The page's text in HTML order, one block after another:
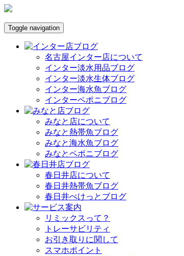
Toggle navigation
名古屋インター店について
インター淡水用品ブログ
インター淡水生体ブログ
インター海水魚ブログ
インターペポニブログ
みなと店について
みなと熱帯魚ブログ
みなと海水魚ブログ
みなとペポニブログ
春日井店について
春日井熱帯魚ブログ
春日井ぺけっとブログ
リミックスって？
トレーサビリティ
お引き取りに関して
スマホポイント